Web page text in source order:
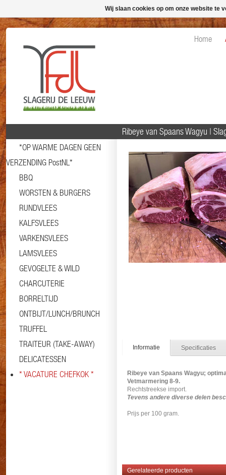
Home
*OP WARME DAGEN GEEN
VERZENDING PostNL*
BBQ
WORSTEN & BURGERS
RUNDVLEES
KALFSVLEES
VARKENSVLEES
LAMSVLEES
GEVOGELTE & WILD
CHARCUTERIE
BORRELTIJD
ONTBIJT/LUNCH/BRUNCH
TRUFFEL
TRAITEUR (TAKE-AWAY)
DELICATESSEN
* VACATURE CHEFKOK *
Ribeye van Spaans Wagyu |
Informatie Specificaties
Ribeye van Spaans Wagyu;
Vetmarmering 8-9.
Rechtstreekse import.
Tevens andere diverse delen
Prijs per 100 gram.
Gerelateerde producten
Wij slaan cookies op om onze website te